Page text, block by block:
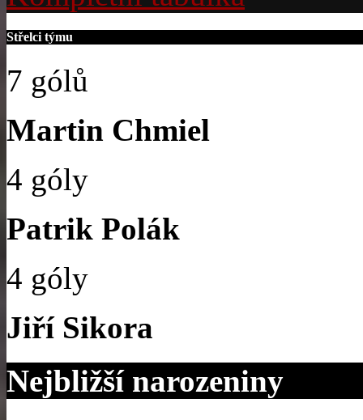
Střelci týmu
7 gólů
Martin Chmiel
4 góly
Patrik Polák
4 góly
Jiří Sikora
Nejbližší narozeniny